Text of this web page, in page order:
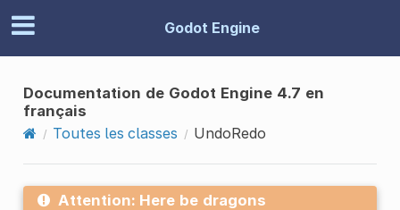
Godot Engine
Documentation de Godot Engine 4.7 en
français
Toutes les classes
UndoRedo
Attention: Here be dragons